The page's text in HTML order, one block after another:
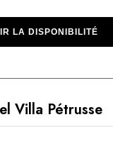
Villa Pétrusse
LA DISPONIBILITÉ